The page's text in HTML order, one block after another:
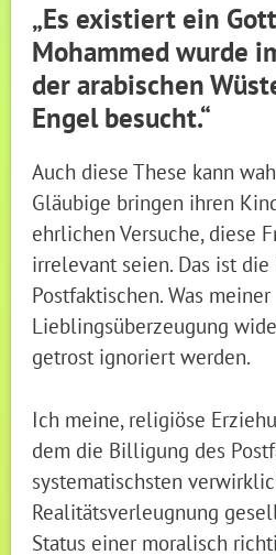
„Es existiert ein
Mohammed wurde
der arabischen
Engel besucht.“
Auch diese These kann
Gläubige bringen ihren
ehrlichen Versuche, diese
irrelevant seien. Das ist
Postfaktischen. Was meiner
Lieblingsüberzeugung
getrost ignoriert werden.
Ich meine, religiöse
dem die Billigung des
systematischsten
Realitätsverleugnung
Status einer moralisch